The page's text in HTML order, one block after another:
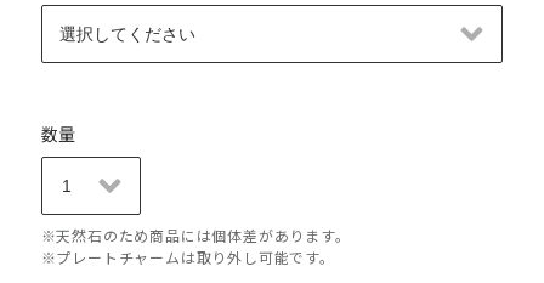
数量
※天然石のため商品には個体差があります。
※プレートチャームは取り外し可能です。